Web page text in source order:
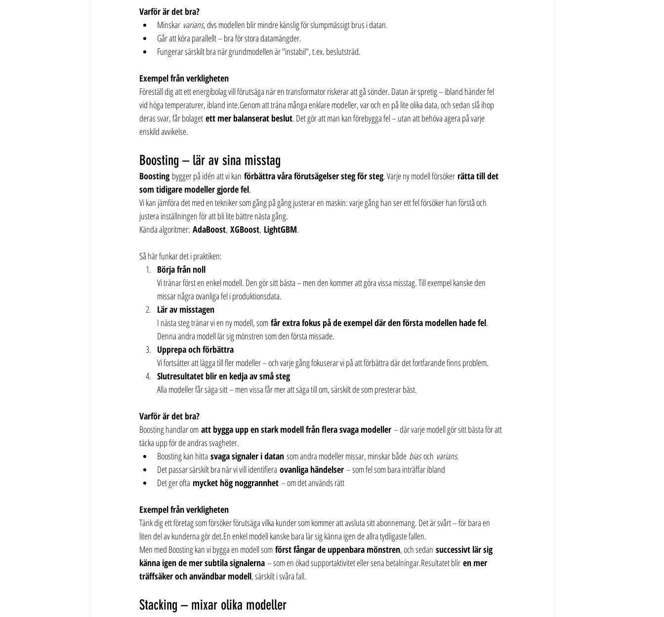
Varför är det bra?
Minskar varians, dvs modellen blir mindre känslig för slumpmässigt brus i datan.
Går att köra parallellt – bra för stora datamängder.
Fungerar särskilt bra när grundmodellen är "instabil", t.ex. beslutsträd.
Exempel från verkligheten
Föreställ dig att ett energibolag vill förutsäga när en transformator riskerar att gå sönder. Datan är spretig – ibland händer fel
vid höga temperaturer, ibland inte.Genom att träna många enklare modeller, var och en på lite olika data, och sedan slå ihop
deras svar, får bolaget ett mer balanserat beslut. Det gör att man kan förebygga fel – utan att behöva agera på varje
enskild avvikelse.
Boosting – lär av sina misstag
Boosting bygger på idén att vi kan förbättra våra förutsägelser steg för steg. Varje ny modell försöker rätta till det
som tidigare modeller gjorde fel.
Vi kan jämföra det med en tekniker som gång på gång justerar en maskin: varje gång han ser ett fel försöker han förstå och
justera inställningen för att bli lite bättre nästa gång.
Kända algoritmer: AdaBoost, XGBoost, LightGBM.
Så här funkar det i praktiken:
Börja från noll
Vi tränar först en enkel modell. Den gör sitt bästa – men den kommer att göra vissa misstag. Till exempel kanske den
missar några ovanliga fel i produktionsdata.
Lär av misstagen
I nästa steg tränar vi en ny modell, som får extra fokus på de exempel där den första modellen hade fel.
Denna andra modell lär sig mönstren som den första missade.
Upprepa och förbättra
Vi fortsätter att lägga till fler modeller – och varje gång fokuserar vi på att förbättra där det fortfarande finns problem.
Slutresultatet blir en kedja av små steg
Alla modeller får säga sitt – men vissa får mer att säga till om, särskilt de som presterar bäst.
Varför är det bra?
Boosting handlar om att bygga upp en stark modell från flera svaga modeller – där varje modell gör sitt bästa för att
täcka upp för de andras svagheter.
Boosting kan hitta svaga signaler i datan som andra modeller missar, minskar både bias och varians.
Det passar särskilt bra när vi vill identifiera ovanliga händelser – som fel som bara inträffar ibland
Det ger ofta mycket hög noggrannhet – om det används rätt
Exempel från verkligheten
Tänk dig ett företag som försöker förutsäga vilka kunder som kommer att avsluta sitt abonnemang. Det är svårt – för bara en
liten del av kunderna gör det.En enkel modell kanske bara lär sig känna igen de allra tydligaste fallen.
Men med Boosting kan vi bygga en modell som först fångar de uppenbara mönstren, och sedan successivt lär sig
känna igen de mer subtila signalerna – som en ökad supportaktivitet eller sena betalningar.Resultatet blir en mer
träffsäker och användbar modell, särskilt i svåra fall.
Stacking – mixar olika modeller